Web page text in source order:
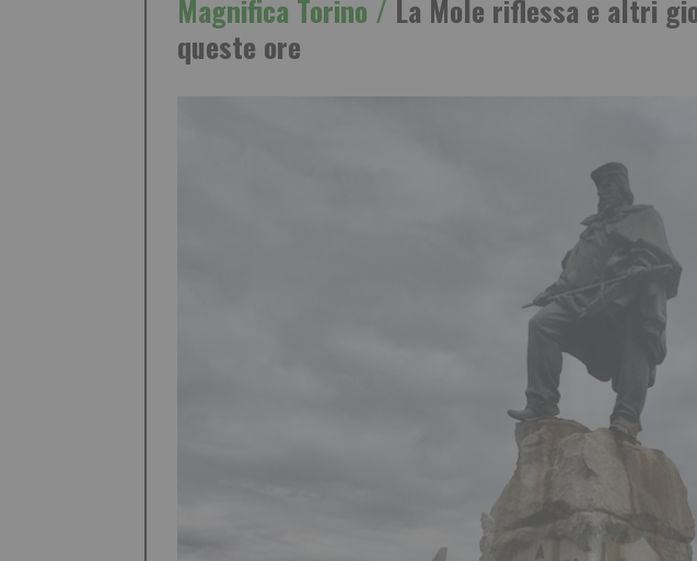
Magnifica Torino / La Mole riflessa e altri
queste ore